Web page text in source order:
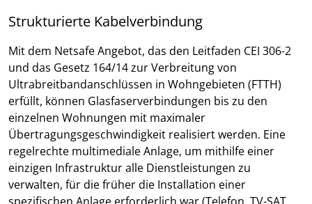
Strukturierte Kabelverbindung
Mit dem Netsafe Angebot, das den Leitfaden CEI 306-2
und das Gesetz 164/14 zur Verbreitung von
Ultrabreitbandanschlüssen in Wohngebieten (FTTH)
erfüllt, können Glasfaserverbindungen bis zu den
einzelnen Wohnungen mit maximaler
Übertragungsgeschwindigkeit realisiert werden. Eine
regelrechte multimediale Anlage, um mithilfe einer
einzigen Infrastruktur alle Dienstleistungen zu
verwalten, für die früher die Installation einer